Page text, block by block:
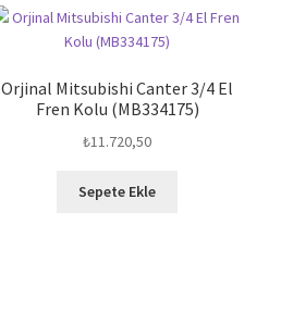
Orjinal Mitsubishi Canter 3/4 El
Fren Kolu (MB334175)
₺11.720,50
Sepete Ekle